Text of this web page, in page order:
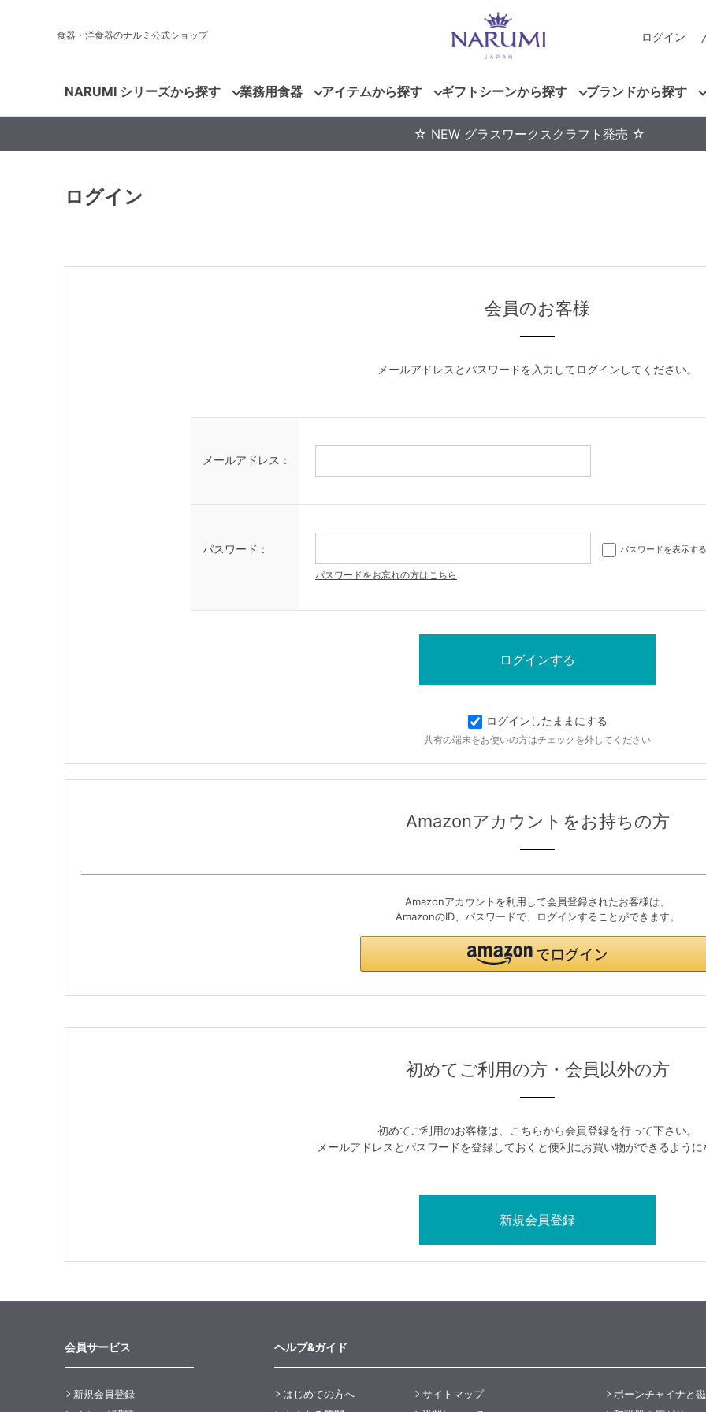
食器・洋食器のナルミ公式ショップ ログイン
NARUMI シリーズから探す 業務用食器 アイテムから探す ギフトシーンから探す ブランドから探す
☆ NEW グラスワークスクラフト発売 ☆
ログイン
会員のお客様
メールアドレスとパスワードを入力してログインしてください。
メールアドレス：
パスワード： パスワードを表示する
パスワードをお忘れの方はこちら
ログインしたままにする
共有の端末をお使いの方はチェックを外してください
Amazonアカウントをお持ちの方
Amazonアカウントを利用して会員登録されたお客様は、
AmazonのID、パスワードで、ログインすることができます。
初めてご利用の方・会員以外の方
初めてご利用のお客様は、こちらから会員登録を行って下さい。
メールアドレスとパスワードを登録しておくと便利にお買い物ができるよう
会員サービス
新規会員登録
ヘルプ&ガイド
はじめての方へ
サイトマップ
ボーンチャイナと